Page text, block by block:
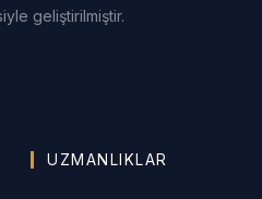
hassasiyetle
karakol, savcılık ve
geliştirilmiştir.
UZMANLIKLAR